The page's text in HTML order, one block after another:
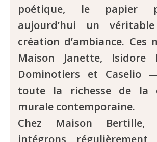
poétique, le papier
aujourd’hui un
création d’ambiance. Ces
Maison Janette, Isidore
Dominotiers et Caselio
toute la richesse de la
murale contemporaine.
Chez Maison Bertille,
intégrons